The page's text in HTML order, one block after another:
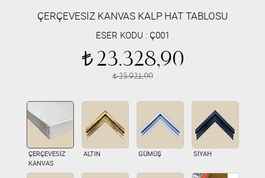
ÇERÇEVESİZ KANVAS KALP HAT TABLOSU
ESER KODU : Ç001
t23.328,90
t25.921,00
ÇERÇEVESİZ
KANVAS
ALTIN GÜMÜŞ SİYAH